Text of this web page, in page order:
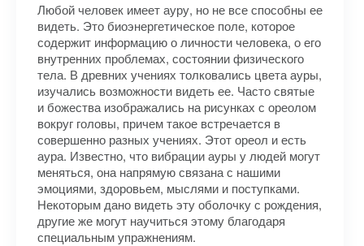
Любой человек имеет ауру, но не все способны ее
видеть. Это биоэнергетическое поле, которое
содержит информацию о личности человека, о его
внутренних проблемах, состоянии физического
тела. В древних учениях толковались цвета ауры,
изучались возможности видеть ее. Часто святые
и божества изображались на рисунках с ореолом
вокруг головы, причем такое встречается в
совершенно разных учениях. Этот ореол и есть
аура. Известно, что вибрации ауры у людей могут
меняться, она напрямую связана с нашими
эмоциями, здоровьем, мыслями и поступками.
Некоторым дано видеть эту оболочку с рождения,
другие же могут научиться этому благодаря
специальным упражнениям.